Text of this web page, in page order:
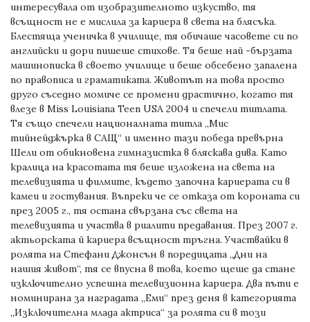
интересувала от изобразителното изкуство, тя
всъщност не е мислила за кариера в света на блясъка.
Блестяща ученичка в училище, тя обичаше часовете си по
английски и дори пишеше стихове. Тя беше най -бързата
машинописка в своето училище и беше обсебено запалена
по правописа и граматиката. Животът на това просто
друго съседно момиче се промени драстично, когато тя
влезе в Miss Louisiana Teen USA 2004 и спечели титлата.
Тя също спечели националната титла „Мис
тийнейджърка в САЩ“ и именно тази победа превърна
Шели от обикновена гимназистка в бляскава дива. Като
кралица на красотата тя беше изложена на света на
телевизията и филмите, където започна кариерата си в
камеи и гостувания. Въпреки че се отказа от короната си
през 2005 г., тя остана свързана със света на
телевизията и участва в риалити предавания. През 2007 г.
актьорската й кариера всъщност тръгна. Участвайки в
ролята на Стефани Джонсън в поредицата „Дни на
нашия живот“, тя се впусна в това, което щеше да стане
изключително успешна телевизионна кариера. Два пъти е
номинирана за наградата „Еми“ през деня в категорията
„Изключителна млада актриса“ за ролята си в този